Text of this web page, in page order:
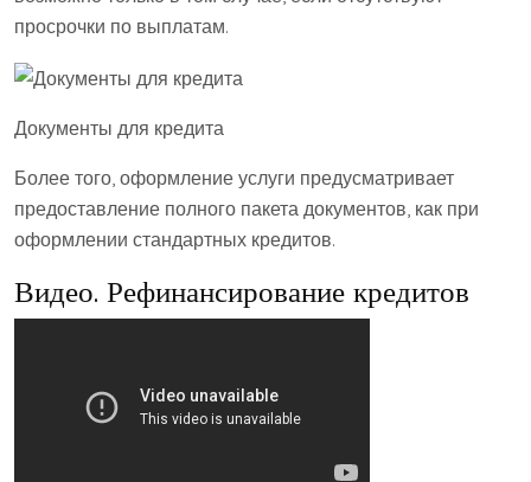
просрочки по выплатам.
Документы для кредита
Более того, оформление услуги предусматривает
предоставление полного пакета документов, как при
оформлении стандартных кредитов.
Видео. Рефинансирование кредитов